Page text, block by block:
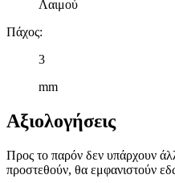
Λαιμού
Πάχος:
3
mm
Αξιολογήσεις
Προς το παρόν δεν υπάρχουν
προστεθούν, θα εμφανιστούν